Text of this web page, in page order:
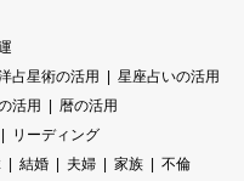
占星術の活用
星座占いの活用
活用
暦の活用
リーディング
結婚 夫婦 家族
不倫